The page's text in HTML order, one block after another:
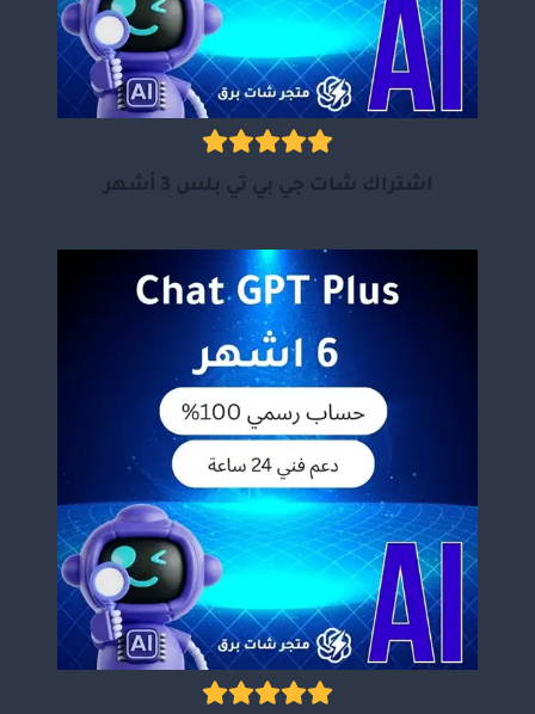
اشتراك شات جي بي تي بلس 3 أشهر